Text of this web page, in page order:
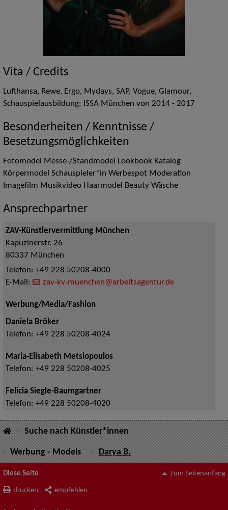
Vita / Credits
Lufthansa, Rewe, Ergo, Mydays, SAP, Vogue, Glamour,
Schauspielausbildung: ISSA München von 2014 - 2017
Besonderheiten / Kenntnisse /
Besetzungsmöglichkeiten
Fotomodel Messe-/Standmodel Lookbook Katalog
Körpermodel Schauspieler*in Werbespot Moderation
Imagefilm Musikvideo Haarmodel Beauty Wäsche
Ansprechpartner
ZAV-Künstlervermittlung München
Kapuzinerstr. 26
80337 München
Telefon: +49 228 50208-4000
E-Mail:
zav-kv-muenchen@arbeitsagentur.de
Werbung/Media/Fashion
Daniela Bröker
Telefon: +49 228 50208-4024
Maria-Elisabeth Metsiopoulos
Telefon: +49 228 50208-4025
Felicia Siegle-Baumgartner
Telefon: +49 228 50208-4020
Suche nach Künstler*innen
Werbung - Models Darya B.
Diese Seite
drucken empfehlen
Zum Seitenanfang